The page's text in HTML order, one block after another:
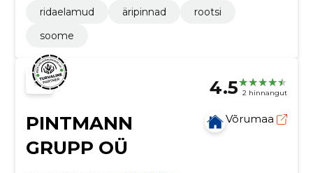
ridaelamud
äripinnad
rootsi
soome
4.5 2 hinnangut
PINTMANN
GRUPP OÜ
Võrumaa